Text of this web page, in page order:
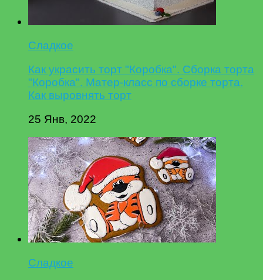
Сладкое
Как украсить торт "Коробка". Сборка торта
"Коробка". Матер-класс по сборке торта.
Как выровнять торт
25 Янв, 2022
Сладкое